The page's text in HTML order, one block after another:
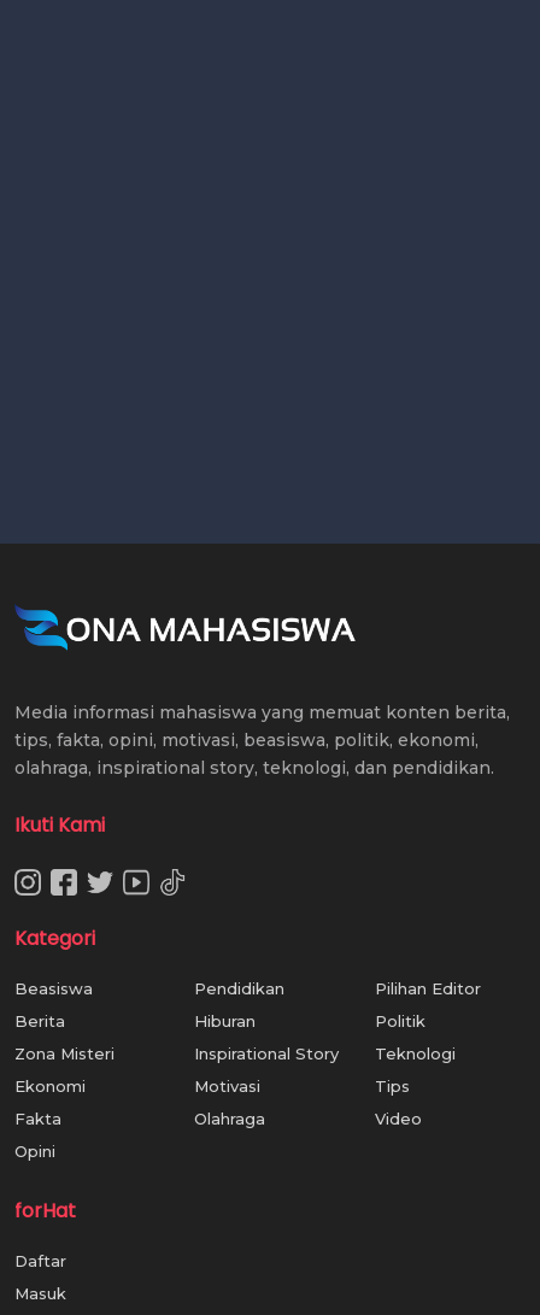
Media informasi mahasiswa yang memuat konten berita,
tips, fakta, opini, motivasi, beasiswa, politik, ekonomi,
olahraga, inspirational story, teknologi, dan pendidikan.
Ikuti Kami
Kategori
Beasiswa
Berita
Zona Misteri
Ekonomi
Fakta
Opini
Pendidikan
Hiburan
Inspirational Story
Motivasi
Olahraga
Pilihan Editor
Politik
Teknologi
Tips
Video
forHat
Daftar
Masuk